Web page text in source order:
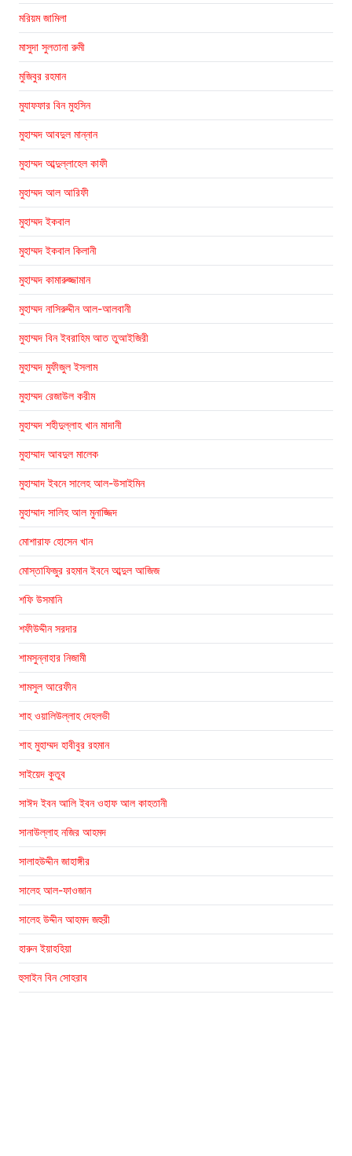
মরিয়ম জামিলা
মাসুদা সুলতানা রুমী
মুজিবুর রহমান
মুযাফফার বিন মুহসিন
মুহাম্মদ আবদুল মান্নান
মুহাম্মদ আব্দুল্লাহেল কাফী
মুহাম্মদ আল আরিফী
মুহাম্মদ ইকবাল
মুহাম্মদ ইকবাল কিলানী
মুহাম্মদ কামারুজ্জামান
মুহাম্মদ নাসিরুদ্দীন আল-আলবানী
মুহাম্মদ বিন ইবরাহিম আত তুআইজিরী
মুহাম্মদ মুফীজুল ইসলাম
মুহাম্মদ রেজাউল করীম
মুহাম্মদ শহীদুল্লাহ খান মাদানী
মুহাম্মাদ আবদুল মালেক
মুহাম্মাদ ইবনে সালেহ আল-উসাইমিন
মুহাম্মাদ সালিহ আল মুনাজ্জিদ
মোশারাফ হোসেন খান
মোস্তাফিজুর রহমান ইবনে আব্দুল আজিজ
শফি উসমানি
শফীউদ্দীন সরদার
শামসুন্নাহার নিজামী
শামসুল আরেফীন
শাহ ওয়ালিউল্লাহ দেহলভী
শাহ মুহাম্মদ হাবীবুর রহমান
সাইয়েদ কুতুব
সাঈদ ইবন আলি ইবন ওহাফ আল কাহতানী
সানাউল্লাহ নজির আহমদ
সালাহউদ্দীন জাহাঙ্গীর
সালেহ আল-ফাওজান
সালেহ উদ্দীন আহমদ জহুরী
হারুন ইয়াহহিয়া
হুসাইন বিন সোহরাব